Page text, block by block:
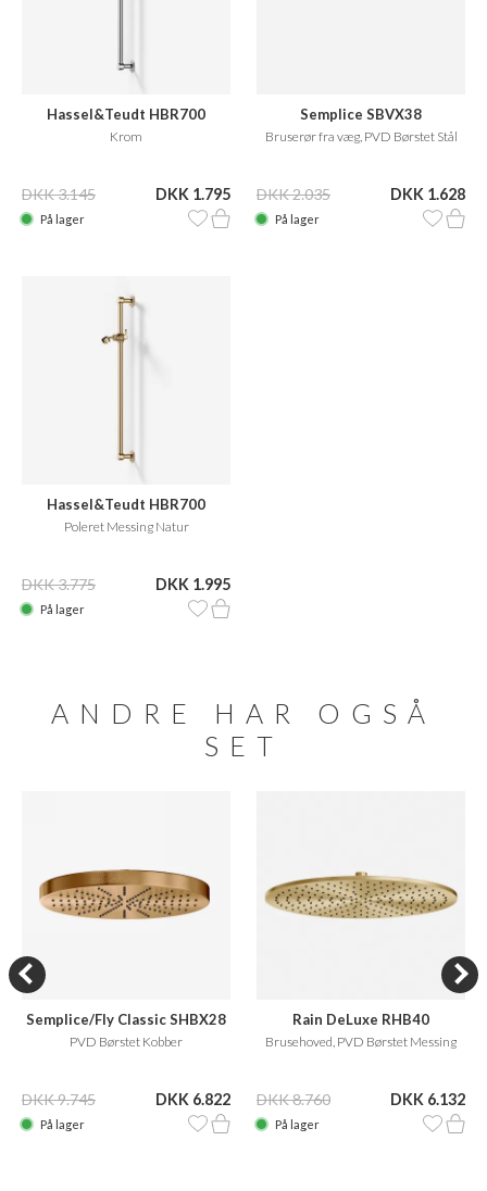
Hassel&Teudt HBR700
Krom
DKK 3.145 DKK 1.795
På lager
Semplice SBVX38
Bruserør fra væg, PVD Børstet Stål
DKK 2.035 DKK 1.628
På lager
Hassel&Teudt HBR700
Poleret Messing Natur
DKK 3.775 DKK 1.995
På lager
ANDRE HAR OGSÅ
SET
Semplice/Fly Classic SHBX28
PVD Børstet Kobber
DKK 9.745 DKK 6.822
På lager
Rain DeLuxe RHB40
Brusehoved, PVD Børstet Messing
DKK 8.760 DKK 6.132
På lager